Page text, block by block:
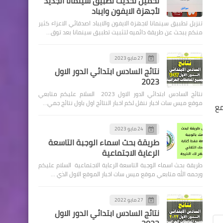
لأجهزة الايفون وايباد
تنزيل تطبيق سينمانا لاجهزة الايفون والايباد اصدقائي الاعزاء كثير
منكم يبحث عن طريقة دائميه لتثبيت تطبيق سينمانا بعد توق…
27 مايو 2023
نتائج السادس ابتدائي الدور الاول
2023
نتائج السادس ابتدائي الدور الاول 2023 السلام عليكم متابعي
موقع ميس سات اخبار ننقل لكم اخبار النتائج اول باول نتائج جمي…
24 مايو 2023
طريقة بحث اسماء الوجبة التاسعة
الرعاية الاجتماعية
طريقة بحث اسماء الوجبة التاسعة الرعاية الاجتماعية السلام عليكم
ورحمه الله متابعي موقع ميس سات اخبار الموقع الاول الذي …
27 مايو 2022
نتائج السادس ابتدائي الدور الاول
اخبار العامة
لعشاق ببجي موبايل اضافات
وتعديلات على خارطة ارنغل
لمنطقه الجسر باضافة ممرات
السلف والقروض
مصرف الرشيد يعلن عن السعر
م في مجمع بسماية السكني